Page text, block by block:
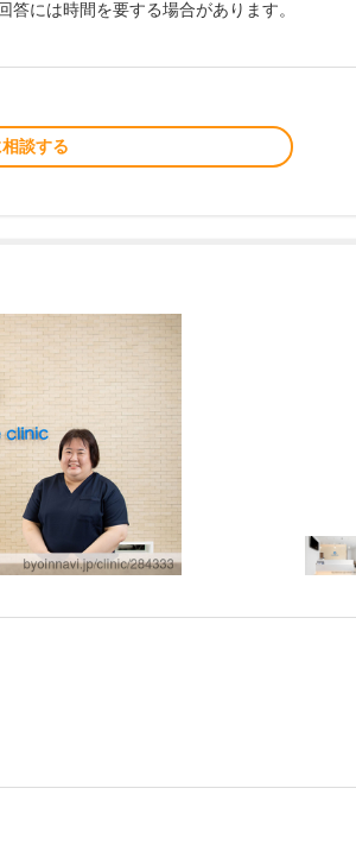
には時間を要する場合があります。
談する